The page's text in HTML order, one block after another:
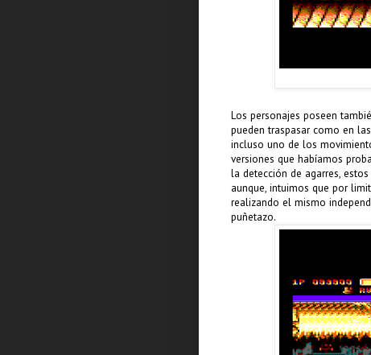
Los personajes poseen
pueden traspasar como en
incluso uno de los
versiones que habíamos
la detección de agarres,
aunque, intuimos que por
realizando el mismo
puñetazo.